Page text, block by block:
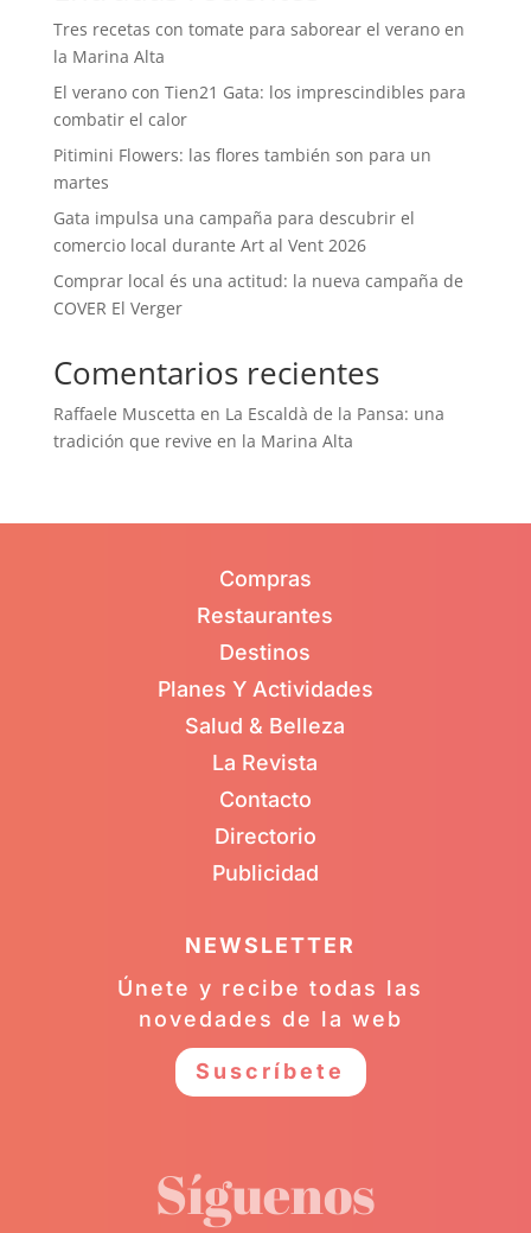
Tres recetas con tomate para saborear el verano en
la Marina Alta
El verano con Tien21 Gata: los imprescindibles para
combatir el calor
Pitimini Flowers: las flores también son para un
martes
Gata impulsa una campaña para descubrir el
comercio local durante Art al Vent 2026
Comprar local és una actitud: la nueva campaña de
COVER El Verger
Comentarios recientes
Raffaele Muscetta en La Escaldà de la Pansa: una
tradición que revive en la Marina Alta
Compras
Restaurantes
Destinos
Planes Y Actividades
Salud & Belleza
La Revista
Contacto
Directorio
Publicidad
NEWSLETTER
Únete y recibe todas las
novedades de la web
Suscríbete
Síguenos